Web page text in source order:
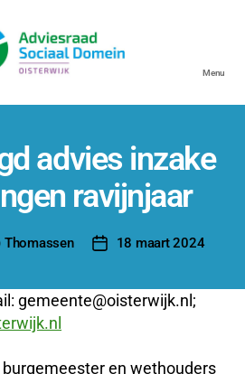
Sociaal
Oisterwijk
Menu
advies inzake
ravijnjaar
Thomassen Berichtdatum
18 maart 2024
gemeente@oisterwijk.nl;
en wethouders